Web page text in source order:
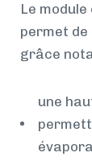
Le
permet de
grâce
une